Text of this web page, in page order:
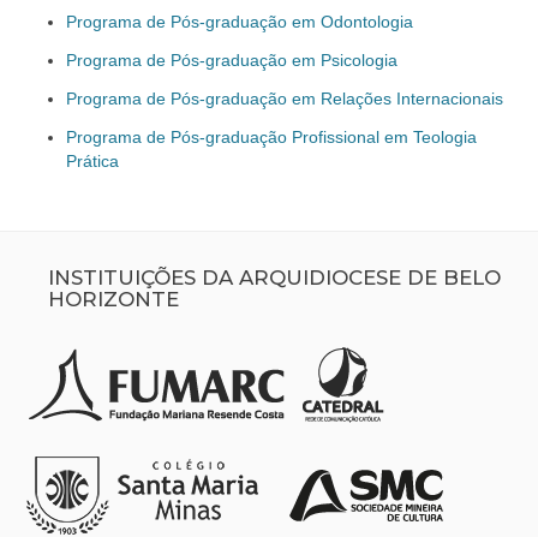
Programa de Pós-graduação em Odontologia
Programa de Pós-graduação em Psicologia
Programa de Pós-graduação em Relações Internacionais
Programa de Pós-graduação Profissional em Teologia
Prática
INSTITUIÇÕES DA ARQUIDIOCESE DE BELO
HORIZONTE